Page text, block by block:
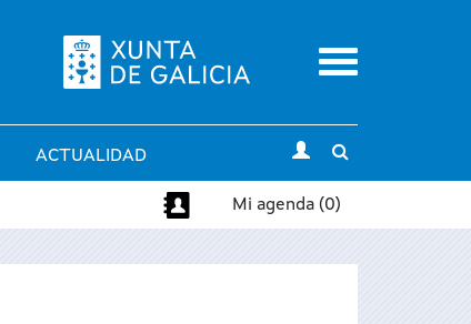
Menu
ACTUALIDAD
search
Mi agenda (0)